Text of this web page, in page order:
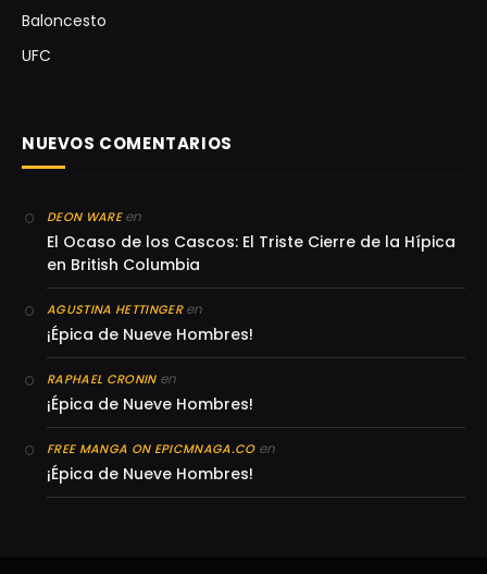
Baloncesto
UFC
NUEVOS COMENTARIOS
DEON WAREen
El Ocaso de los Cascos: El Triste Cierre de la Hípica
en British Columbia
AGUSTINA HETTINGERen
¡Épica de Nueve Hombres!
RAPHAEL CRONINen
¡Épica de Nueve Hombres!
FREE MANGA ON EPICMNAGA.COen
¡Épica de Nueve Hombres!